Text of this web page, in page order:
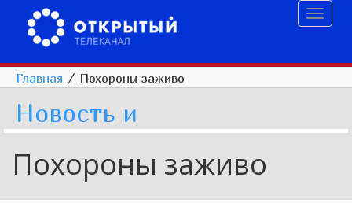
Главная / Похороны заживо
Новость и
Похороны заживо